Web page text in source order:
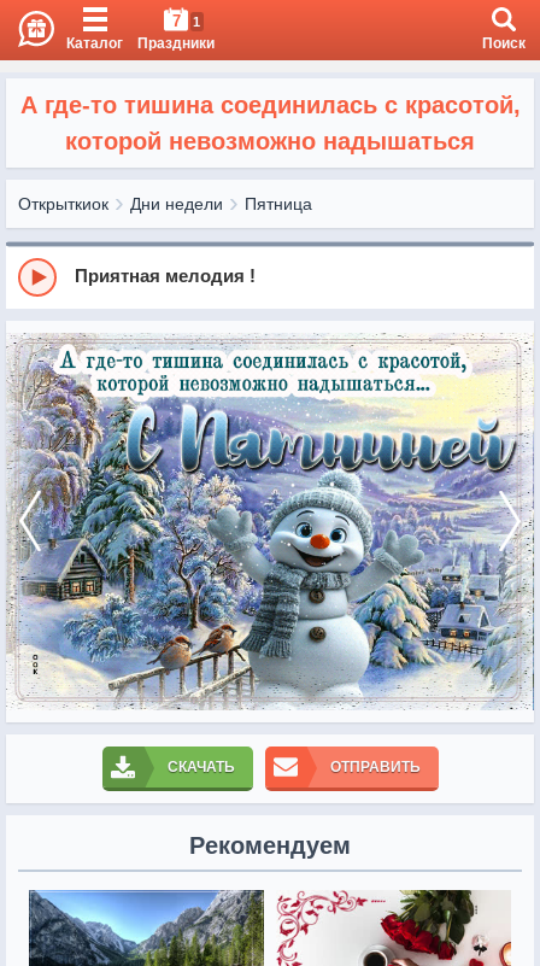
Каталог
7 1
Праздники Поиск
А где-то тишина соединилась с красотой,
которой невозможно надышаться
Открыткиок Дни недели Пятница
Приятная мелодия !
СКАЧАТЬ ОТПРАВИТЬ
Рекомендуем